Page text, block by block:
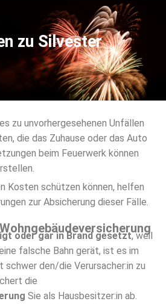
zu Silvester
zu unvorhergesehenen Unfällen
die das Zuhause oder das Auto
beim Feuerwerk können
Kosten schützen können, helfen
zur Absicherung dieser Fälle.
oder gar in Brand gesetzt, weil
falsche Bahn gerät, ist es im
den/die Verursacher:in zu
die
Sie als Hausbesitzer:in ab.